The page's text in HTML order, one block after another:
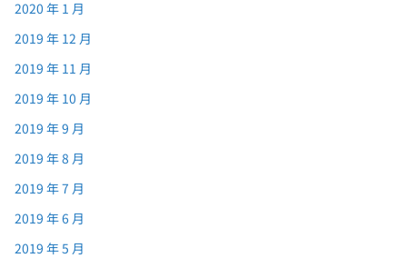
2020 年 1 月
2019 年 12 月
2019 年 11 月
2019 年 10 月
2019 年 9 月
2019 年 8 月
2019 年 7 月
2019 年 6 月
2019 年 5 月